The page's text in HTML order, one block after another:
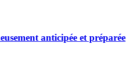
anticipée et préparée